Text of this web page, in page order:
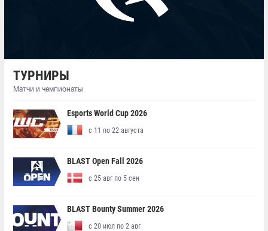
ТУРНИРЫ
Матчи и чемпионаты
Esports World Cup 2026
с 11 по 22 августа
BLAST Open Fall 2026
с 25 авг по 5 сен
BLAST Bounty Summer 2026
с 20 июл по 2 авг